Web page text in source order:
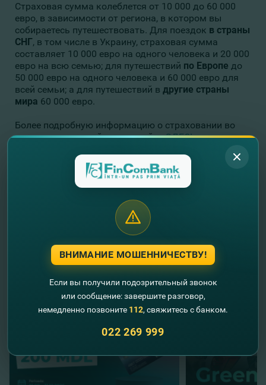
Страховая сумма колеблется от 10 000 до 60 000
евро, в зависимости от региона, в котором вы
собираетесь путешествовать. Для поездок в страны
СНГ, в том числе в Украину, страховая сумма
составляет 10 000 евро на одного человека и 20 000
евро на всю семью; для путешествий по Европе до
50 000 евро на одного человека и 60 000 евро для
всей семьи; а для путешествий в другие страны
мира 60 000 евро.
Более подробную информацию о страховании во
время путешествий можно найтиЗДЕСЬ.
отделениях FinComBank
с паспортом
для оформления страхового полиса TRAVEL.
Другие новости
ВНИМАНИЕ МОШЕННИЧЕСТВУ!
Если вы получили подозрительный звонок
или сообщение: завершите разговор,
немедленно позвоните 112, свяжитесь с банком.
022 269 999